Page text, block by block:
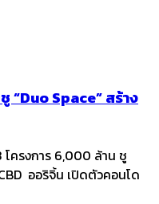
“Duo Space” สร้าง
โครงการ 6,000 ล้าน ชู
ออริจิ้น เปิดตัวคอนโด